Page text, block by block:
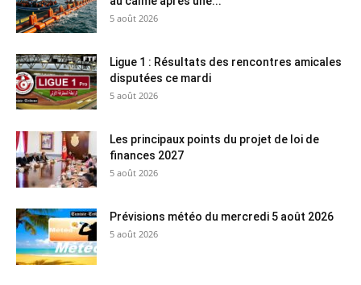
5 août 2026
Ligue 1 : Résultats des rencontres amicales
disputées ce mardi
5 août 2026
Les principaux points du projet de loi de
finances 2027
5 août 2026
Prévisions météo du mercredi 5 août 2026
5 août 2026